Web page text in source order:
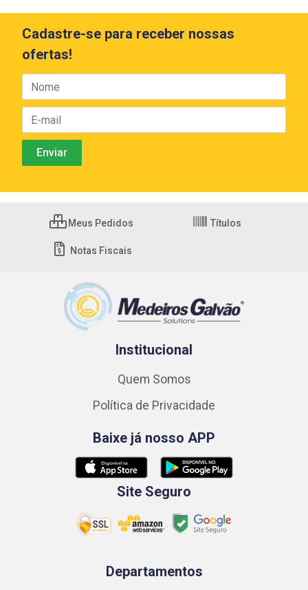
Cadastre-se para receber nossas
ofertas!
Meus Pedidos Títulos
Notas Fiscais
Institucional
Quem Somos
Política de Privacidade
Baixe já nosso APP
Site Seguro
Departamentos